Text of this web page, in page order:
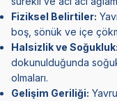
Fiziksel Belirtiler:
boş, sönük ve içe
Halsizlik ve Soğukluk:
dokunulduğunda
olmaları.
Gelişim Geriliği: